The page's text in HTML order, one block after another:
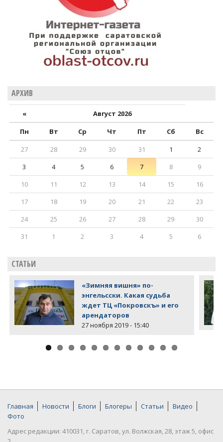
АРХИВ
«
Август 2026
Пн
Вт Ср Чт Пт Сб
Вс
27
28 29 30 31 1
2
3
4 5 6 7 8
9
10
11 12 13 14 15
16
17
18 19 20 21 22
23
24
25 26 27 28 29
30
31
1 2 3 4 5 6
СТАТЬИ
«Зимняя вишня» по-
энгельсски. Какая судьба
ждет ТЦ «Покровскъ» и его
арендаторов
27 ноября 2019 - 15:40
Главная Новости Блоги Блогеры Статьи
Видео
Фото
Адрес редакции: 410031, г. Саратов, ул. Волжская, 28, этаж 5, офис